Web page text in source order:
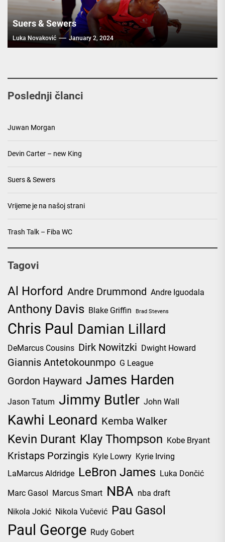
Suers & Sewers
Luka Novaković January 2, 2024
Poslednji članci
Juwan Morgan
Devin Carter – new King
Suers & Sewers
Vrijeme je na našoj strani
Trash Talk – Fiba WC
Tagovi
Al Horford Andre Drummond Andre Iguodala
Anthony Davis Blake Griffin Brad Stevens
Chris Paul Damian Lillard
DeMarcus Cousins Dirk Nowitzki Dwight Howard
Giannis Antetokounmpo G League
Gordon Hayward James Harden
Jason Tatum Jimmy Butler John Wall
Kawhi Leonard Kemba Walker
Kevin Durant Klay Thompson Kobe Bryant
Kristaps Porzingis Kyle Lowry Kyrie Irving
LaMarcus Aldridge LeBron James Luka Dončić
Marc Gasol Marcus Smart NBA nba draft
Nikola Jokić Nikola Vučević Pau Gasol
Paul George Rudy Gobert